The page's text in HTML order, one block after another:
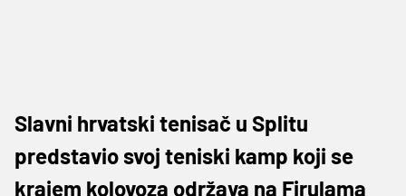
Slavni hrvatski tenisač u Splitu
predstavio svoj teniski kamp koji se
krajem kolovoza održava na Firulama